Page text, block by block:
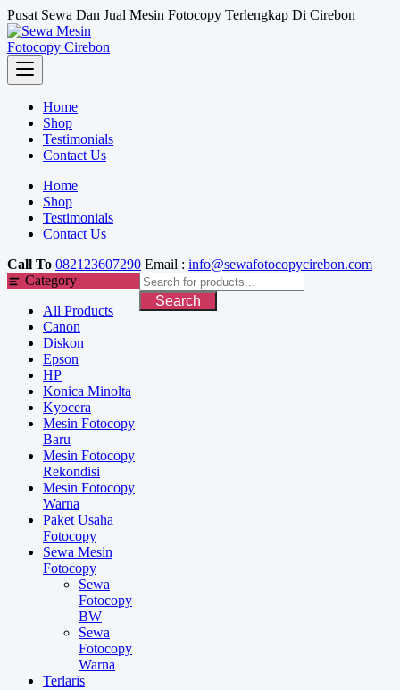
Skip
to
content
Pusat Sewa Dan Jual Mesin Fotocopy Terlengkap Di Cirebon
Home
Shop
Testimonials
Contact Us
Home
Shop
Testimonials
Contact Us
Call To 082123607290 Email : info@sewafotocopycirebon.com
Category
All Products
Canon
Diskon
Epson
HP
Konica Minolta
Kyocera
Mesin Fotocopy
Baru
Mesin Fotocopy
Rekondisi
Mesin Fotocopy
Warna
Paket Usaha
Fotocopy
Sewa Mesin
Fotocopy
Sewa
Fotocopy
BW
Sewa
Fotocopy
Warna
Terlaris
Search